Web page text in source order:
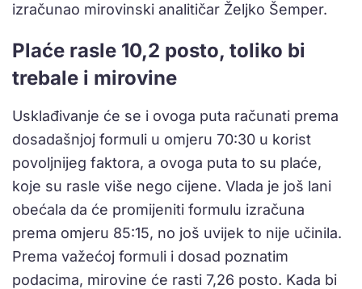
izračunao mirovinski analitičar Željko Šemper.
Plaće rasle 10,2 posto, toliko bi
trebale i mirovine
Usklađivanje će se i ovoga puta računati prema
dosadašnjoj formuli u omjeru 70:30 u korist
povoljnijeg faktora, a ovoga puta to su plaće,
koje su rasle više nego cijene. Vlada je još lani
obećala da će promijeniti formulu izračuna
prema omjeru 85:15, no još uvijek to nije učinila.
Prema važećoj formuli i dosad poznatim
podacima, mirovine će rasti 7,26 posto. Kada bi